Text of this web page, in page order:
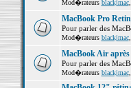
Mod�rateurs blackjmac,
MacBook Pro
Pour parler des
Mod�rateurs blackjmac,
MacBook Air après
Pour parler des
Mod�rateurs blackjmac,